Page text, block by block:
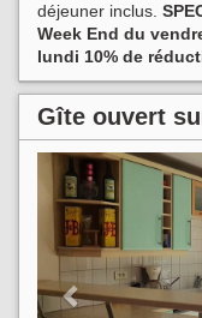
déjeuner inclus.
Week End du
lundi 10% de
Gîte ouvert
Previous